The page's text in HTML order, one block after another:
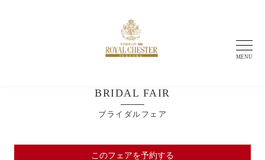
MENU
BRIDAL FAIR
ブライダルフェア
このフェアを予約する